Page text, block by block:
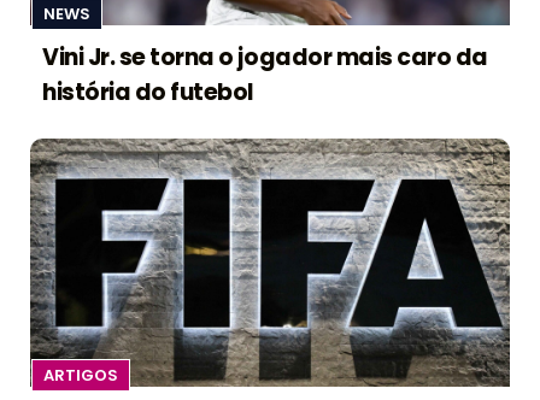
NEWS
Vini Jr. se torna o jogador mais caro da
história do futebol
ARTIGOS